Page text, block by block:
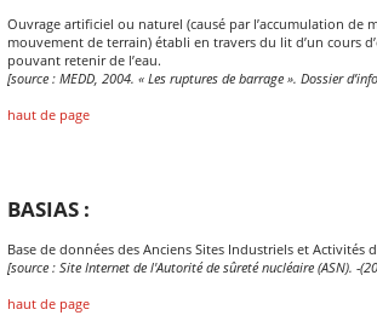
Ouvrage artificiel ou naturel (causé par l’accumulation de
mouvement de terrain) établi en travers du lit d’un cours
pouvant retenir de l’eau.
[source : MEDD, 2004. « Les ruptures de barrage ». Dossier
haut de page
BASIAS :
Base de données des Anciens Sites Industriels et Activités
[source : Site Internet de l'Autorité de sûreté nucléaire (ASN). -
haut de page